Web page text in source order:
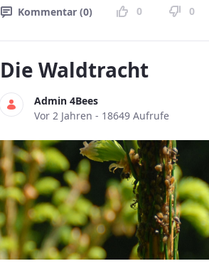
Kommentar (0) 0 0
Die Waldtracht
Admin 4Bees
Publikationsdatum
Vor 2 Jahren - 18649 Aufrufe